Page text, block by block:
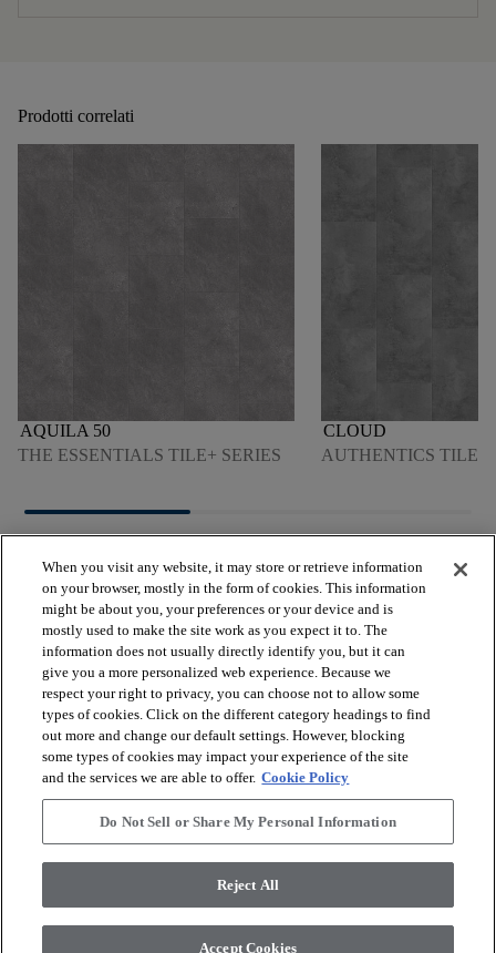
Prodotti correlati
AQUILA 50
THE ESSENTIALS TILE+ SERIES
CLOUD
AUTHENTICS TILE
VISUALIZZA I PRODOTTI
STRUMENTI UTILI
CHI SIAMO arrow_forward_ios
When you visit any website, it may store or retrieve information
on your browser, mostly in the form of cookies. This information
might be about you, your preferences or your device and is
mostly used to make the site work as you expect it to. The
information does not usually directly identify you, but it can
give you a more personalized web experience. Because we
respect your right to privacy, you can choose not to allow some
types of cookies. Click on the different category headings to find
out more and change our default settings. However, blocking
some types of cookies may impact your experience of the site
and the services we are able to offer. Cookie Policy
Do Not Sell or Share My Personal Information
Reject All
Accept Cookies